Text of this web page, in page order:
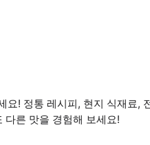
요! 정통 레시피, 현지 식재료,
다른 맛을 경험해 보세요!